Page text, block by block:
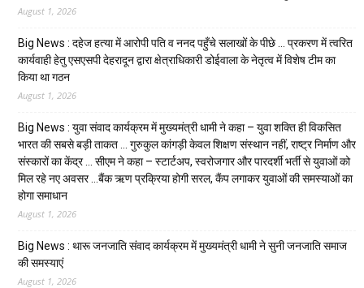
August 1, 2026
Big News : दहेज हत्या में आरोपी पति व ननद पहुँचे सलाखों के पीछे … प्रकरण में त्वरित
कार्यवाही हेतु एसएसपी देहरादून द्वारा क्षेत्राधिकारी डोईवाला के नेतृत्व में विशेष टीम का
किया था गठन
August 1, 2026
Big News : युवा संवाद कार्यक्रम में मुख्यमंत्री धामी ने कहा – युवा शक्ति ही विकसित
भारत की सबसे बड़ी ताकत … गुरुकुल कांगड़ी केवल शिक्षण संस्थान नहीं, राष्ट्र निर्माण और
संस्कारों का केंद्र … सीएम ने कहा – स्टार्टअप, स्वरोजगार और पारदर्शी भर्ती से युवाओं को
मिल रहे नए अवसर …बैंक ऋण प्रक्रिया होगी सरल, कैंप लगाकर युवाओं की समस्याओं का
होगा समाधान
August 1, 2026
Big News : थारू जनजाति संवाद कार्यक्रम में मुख्यमंत्री धामी ने सुनी जनजाति समाज
की समस्याएं
August 1, 2026